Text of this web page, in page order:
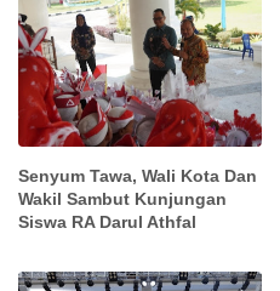
Senyum Tawa, Wali Kota Dan
Wakil Sambut Kunjungan
Siswa RA Darul Athfal